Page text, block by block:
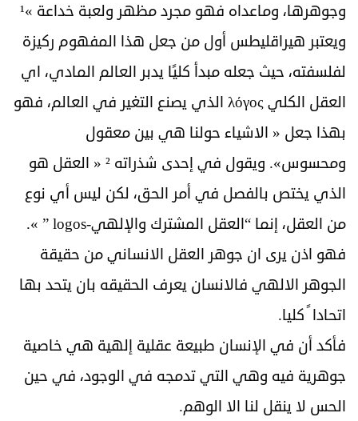
وجوهرها، وماعداه فهو مجرد مظهر ولعبة خداعة »¹
ويعتبر هيراقليطس أول من جعل هذا المفهوم ركيزة
لفلسفته، حيث جعله مبدأ كليًا يدبر العالم المادي، اي
العقل الكلي λόγος الذي يصنع التغير في العالم، فهو
بهذا جعل « الاشياء حولنا هي بين معقول
ومحسوس». ويقول في إحدى شذراته ² « العقل هو
الذي يختص بالفصل في أمر الحق، لكن ليس أي نوع
من العقل، إنما “العقل المشترك والإلهي-logos ” ».
فهو اذن يرى ان جوهر العقل الانساني من حقيقة
الجوهر الالهي فالانسان يعرف الحقيقه بان يتحد بها
اتحادا ً كليا.
فأكد أن في الإنسان طبيعة عقلية إلهية هي خاصية
جوهرية فيه وهي التي تدمجه في الوجود، في حين
الحس لا ينقل لنا الا الوهم.